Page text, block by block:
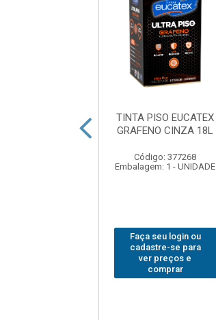
TINTA PISO EUCATEX
GRAFENO CINZA 18L
Código: 377268
Embalagem: 1 - UNIDADE
Faça seu login ou
cadastre-se para
ver preços e
comprar